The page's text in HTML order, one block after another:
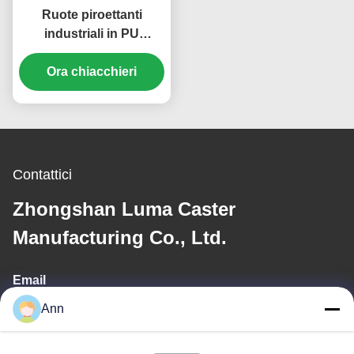
Ruote piroettanti
industriali in PU
poliuretanico ad alta
elasticità per carichi
pesanti, singola ruota
girevole, per carichi
Ora chiacchieri
Contattici
Zhongshan Luma Caster
Manufacturing Co., Ltd.
Email
ann@industrialwheelcasters.com
Ann